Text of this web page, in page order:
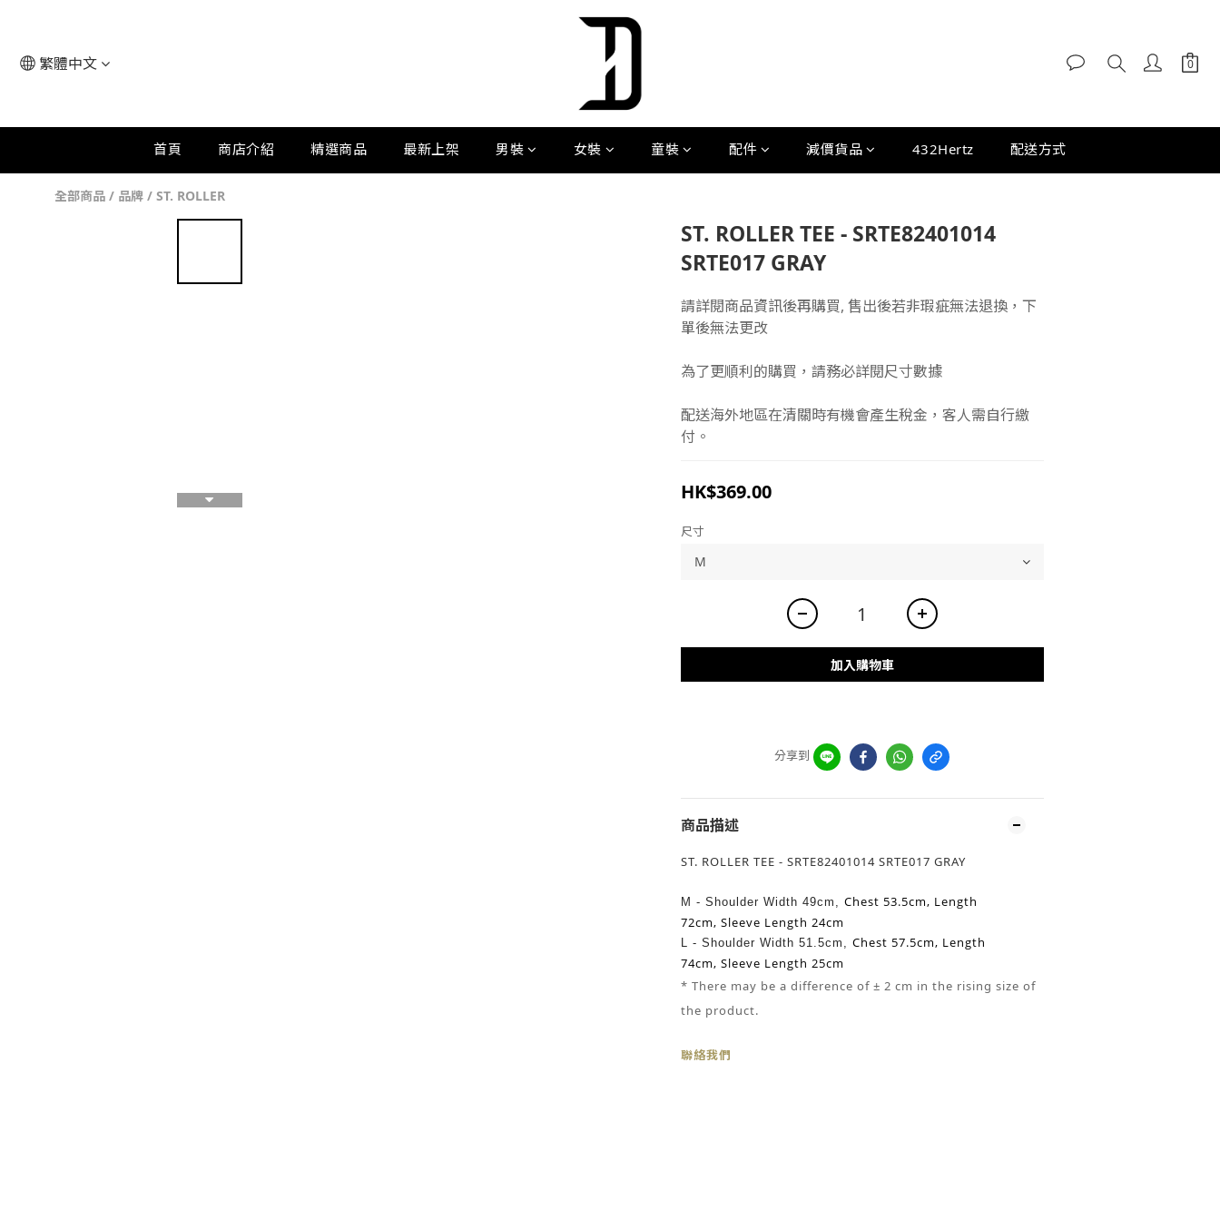
繁體中文
首頁 商店介紹 精選商品 最新上架 男裝 女裝 童裝 配件 減價貨品 432Hertz 配送方式
全部商品 / 品牌 / ST. ROLLER
ST. ROLLER TEE - SRTE82401014
SRTE017 GRAY
請詳閱商品資訊後再購買, 售出後若非瑕疵無法退換，下
單後無法更改
為了更順利的購買，請務必詳閱尺寸數據
配送海外地區在清關時有機會產生稅金，客人需自行繳
付。
HK$369.00
尺寸
加入購物車
分享到
商品描述
ST. ROLLER TEE - SRTE82401014 SRTE017 GRAY
M - Shoulder Width 49cm, Chest 53.5cm, Length
72cm, Sleeve Length 24cm
L - Shoulder Width 51.5cm, Chest 57.5cm, Length
74cm, Sleeve Length 25cm
* There may be a difference of ± 2 cm in the rising size of
the product.
聯絡我們